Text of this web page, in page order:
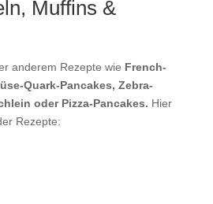
Muffins &
anderem Rezepte wie French-
Quark-Pancakes, Zebra-
oder Pizza-Pancakes. Hier
Rezepte: